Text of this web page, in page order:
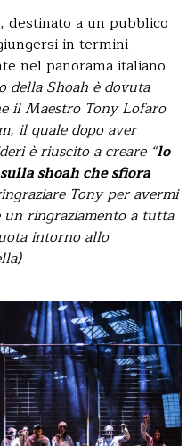
destinato a un pubblico
in termini
nel panorama italiano.
della Shoah è dovuta
il Maestro Tony Lofaro
il quale dopo aver
è riuscito a creare “lo
shoah che sfiora
Tony per avermi
ringraziamento a tutta
intorno allo